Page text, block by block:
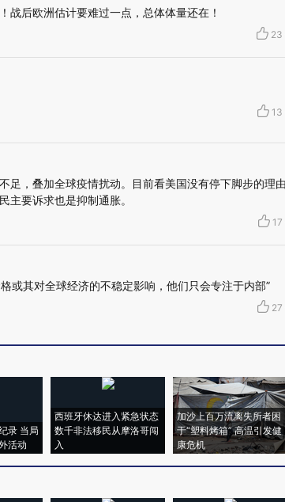
战后欧洲估计要难过一点，总体体量还在！
23
13
足，叠加全球疫情扰动。目前看美国没有停下脚步的理由
主要诉求也是抑制通胀。
17
或其对全球经济的不稳定影响，他们只会专注于内部”
27
录 当局
活动
西班牙休达进入紧急状态
数千非法移民从摩洛哥闯
入
加沙上百万流离失所者困
于“塑料烤箱” 高温引发健
康危机